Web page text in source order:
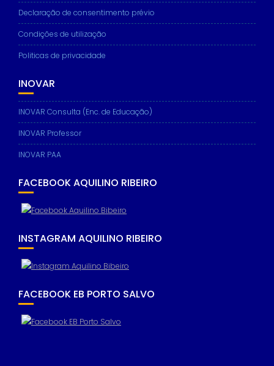
Declaração de consentimento prévio
Condições de utilização
Politicas de privacidade
INOVAR
INOVAR Consulta (Enc. de Educação)
INOVAR Professor
INOVAR PAA
FACEBOOK AQUILINO RIBEIRO
INSTAGRAM AQUILINO RIBEIRO
FACEBOOK EB PORTO SALVO